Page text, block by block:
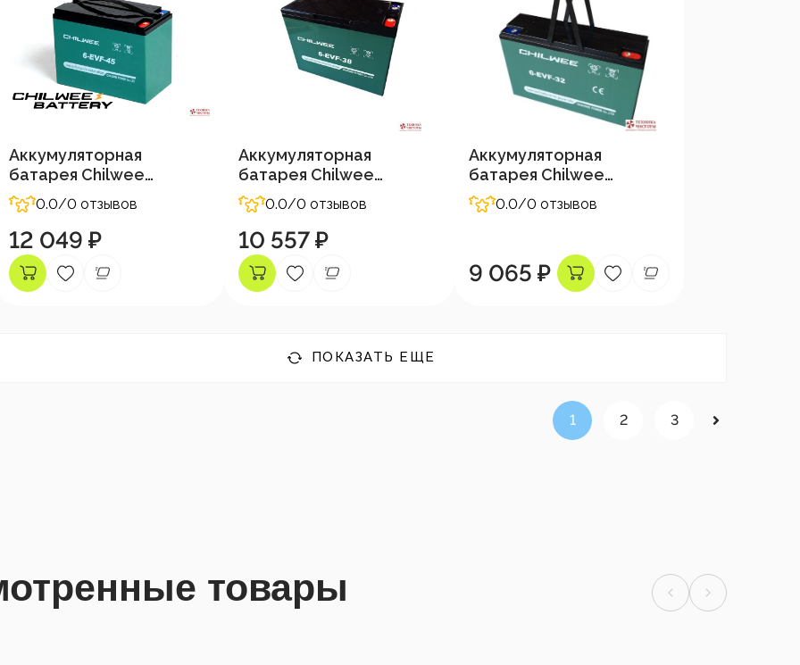
Аккумуляторная
батарея Chilwee
12В-47А/Ч (С5)
0.0/0 отзывов
12 049 ₽
Аккумуляторная
батарея Chilwee
12В-40А/Ч (С5)
0.0/0 отзывов
10 557 ₽
Аккумуляторная
батарея Chilwee
12В-34А/Ч (С5)
0.0/0 отзывов
9 065 ₽
ПОКАЗАТЬ ЕЩЕ
1 2 3
товары